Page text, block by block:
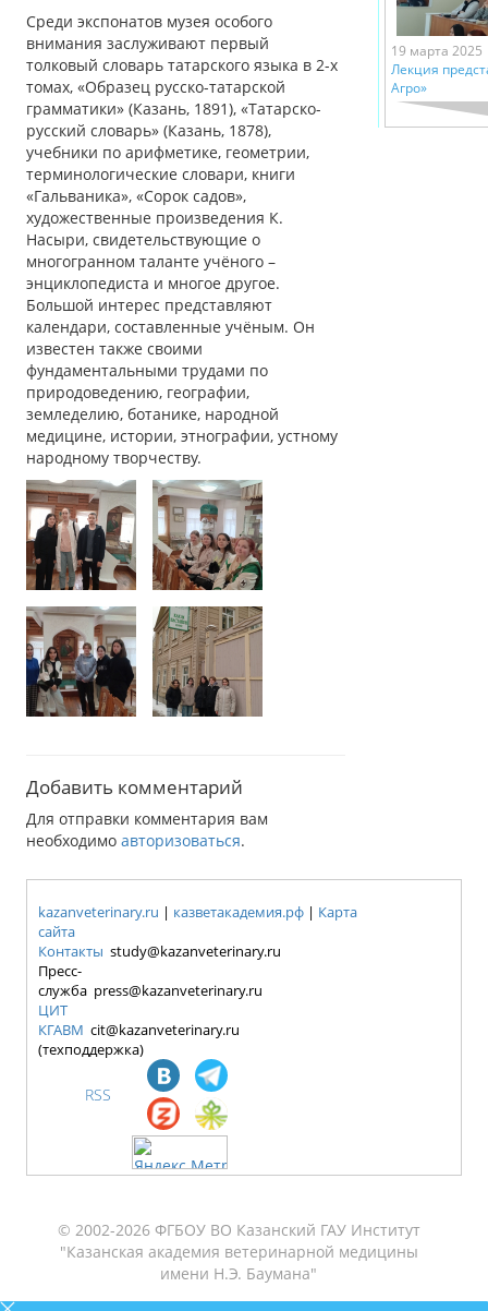
Среди экспонатов музея особого
внимания заслуживают первый
толковый словарь татарского языка в 2-х
томах, «Образец русско-татарской
грамматики» (Казань, 1891), «Татарско-
русский словарь» (Казань, 1878),
учебники по арифметике, геометрии,
терминологические словари, книги
«Гальваника», «Сорок садов»,
художественные произведения К.
Насыри, свидетельствующие о
многогранном таланте учёного –
энциклопедиста и многое другое.
Большой интерес представляют
календари, составленные учёным. Он
известен также своими
фундаментальными трудами по
природоведению, географии,
земледелию, ботанике, народной
медицине, истории, этнографии, устному
народному творчеству.
Добавить комментарий
Для отправки комментария вам
необходимо авторизоваться.
19 марта 2025
Лекция
Агро»
kazanveterinary.ru | казветакадемия.рф | Карта
сайта
Контакты study@kazanveterinary.ru
Пресс-
служба press@kazanveterinary.ru
ЦИТ
КГАВМ cit@kazanveterinary.ru
(техподдержка)
RSS
© 2002-2026 ФГБОУ ВО Казанский ГАУ Институт
"Казанская академия ветеринарной медицины
имени Н.Э. Баумана"